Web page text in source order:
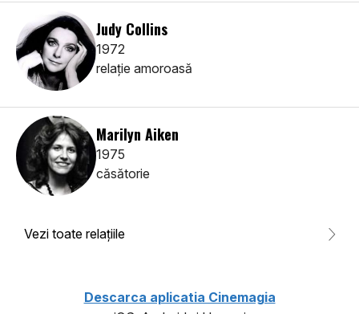
Judy Collins
1972
relaţie amoroasă
Marilyn Aiken
1975
căsătorie
Vezi toate relaţiile
Descarca aplicatia Cinemagia